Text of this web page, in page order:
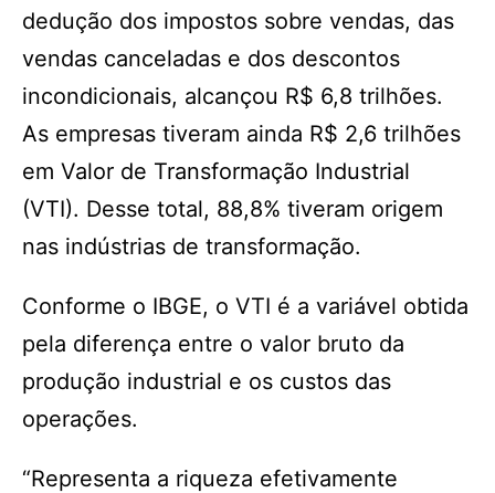
dedução dos impostos sobre vendas, das
vendas canceladas e dos descontos
incondicionais, alcançou R$ 6,8 trilhões.
As empresas tiveram ainda R$ 2,6 trilhões
em Valor de Transformação Industrial
(VTI). Desse total, 88,8% tiveram origem
nas indústrias de transformação.
Conforme o IBGE, o VTI é a variável obtida
pela diferença entre o valor bruto da
produção industrial e os custos das
operações.
“Representa a riqueza efetivamente